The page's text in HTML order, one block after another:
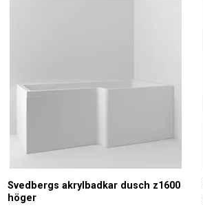
Svedbergs akrylbadkar dusch z1600
höger